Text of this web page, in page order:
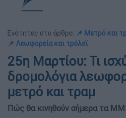
Ενότητες στο άρθρο: 📌 Μετρό και
📌 Λεωφορεία και τρόλεϊ
25η Μαρτίου: Τι
δρομολόγια
μετρό και τραμ
Πώς θα κινηθούν σήμερα τα